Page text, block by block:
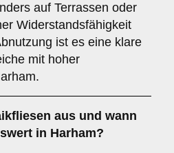
auf Terrassen oder
Widerstandsfähigkeit
ist es eine klare
mit hoher
aus und wann
in Harham?